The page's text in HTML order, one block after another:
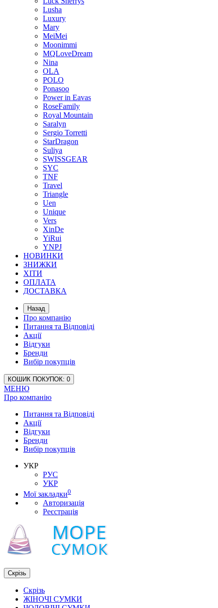
Lusha
Luxury
Mary
MeiMei
Moonimmi
MQLoveDream
Nina
OLA
POLO
Ponasoo
Power in Eavas
RoseFamily
Royal Mountain
Saralyn
Sergio Torretti
StarDragon
Suliya
SWISSGEAR
SYC
TNF
Travel
Triangle
Uen
Unique
Vers
XinDe
YiRui
YNPJ
НОВИНКИ
ЗНИЖКИ
ХІТИ
ОПЛАТА
ДОСТАВКА
Назад
Про компанію
Питання та Відповіді
Акції
Відгуки
Бренди
Вибір покупців
КОШИК ПОКУПОК: 0
МЕНЮ
Про компанію
Питання та Відповіді
Акції
Відгуки
Бренди
Вибір покупців
УКР
РУС
УКР
Мої закладки0
Авторизація
Реєстрація
Скрізь
Скрізь
ЖІНОЧІ СУМКИ